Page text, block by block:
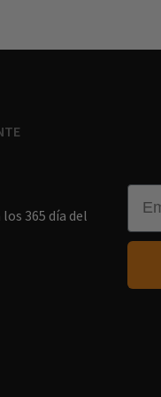
365 día del
Email